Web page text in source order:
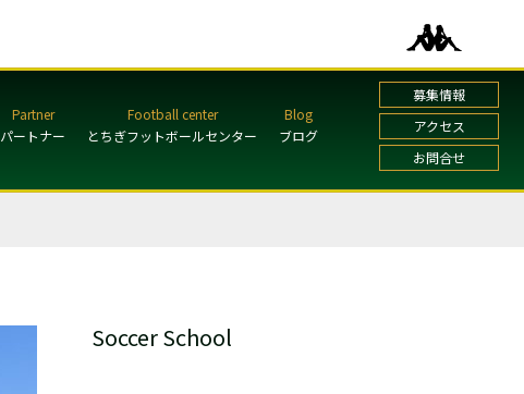
募集情報
アクセス
お問合せ
パートナー とちぎフットボールセンター ブログ
Soccer School